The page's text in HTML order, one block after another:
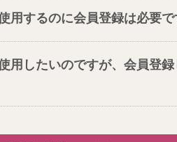
用するのに会員登録は必要で
用したいのですが、会員登